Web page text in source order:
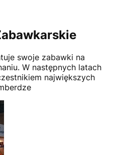
swoje zabawki na
W następnych latach
największych